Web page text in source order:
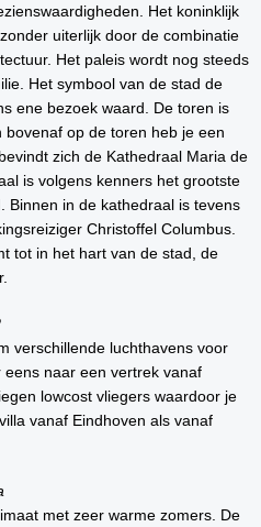
Het koninklijk
uiterlijk door de combinatie
Het paleis wordt nog steeds
Het symbool van de stad de
ene bezoek waard. De toren is
op de toren heb je een
zich de Kathedraal Maria de
is volgens kenners het grootste
Binnen in de kathedraal is tevens
Christoffel Columbus.
tot in het hart van de stad, de
verschillende luchthavens voor
naar een vertrek vanaf
lowcost vliegers waardoor je
vanaf Eindhoven als vanaf
met zeer warme zomers. De